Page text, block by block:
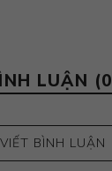
LUẬN
VIẾT BÌNH LUẬN